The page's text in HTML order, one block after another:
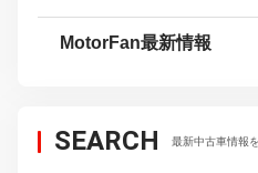
MotorFan最新情報
SEARCH 最新中古車情報